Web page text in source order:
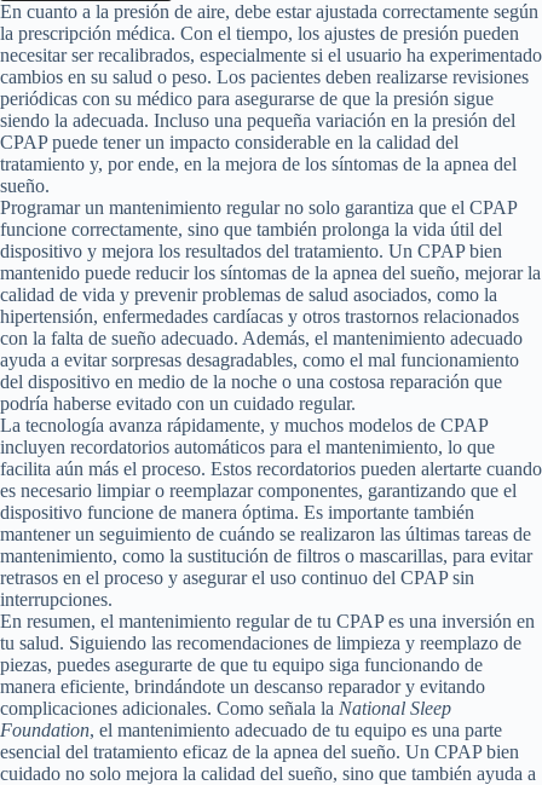
En cuanto a la presión de aire, debe estar ajustada correctamente según
la prescripción médica. Con el tiempo, los ajustes de presión pueden
necesitar ser recalibrados, especialmente si el usuario ha experimentado
cambios en su salud o peso. Los pacientes deben realizarse revisiones
periódicas con su médico para asegurarse de que la presión sigue
siendo la adecuada. Incluso una pequeña variación en la presión del
CPAP puede tener un impacto considerable en la calidad del
tratamiento y, por ende, en la mejora de los síntomas de la apnea del
sueño.
Programar un mantenimiento regular no solo garantiza que el CPAP
funcione correctamente, sino que también prolonga la vida útil del
dispositivo y mejora los resultados del tratamiento. Un CPAP bien
mantenido puede reducir los síntomas de la apnea del sueño, mejorar la
calidad de vida y prevenir problemas de salud asociados, como la
hipertensión, enfermedades cardíacas y otros trastornos relacionados
con la falta de sueño adecuado. Además, el mantenimiento adecuado
ayuda a evitar sorpresas desagradables, como el mal funcionamiento
del dispositivo en medio de la noche o una costosa reparación que
podría haberse evitado con un cuidado regular.
La tecnología avanza rápidamente, y muchos modelos de CPAP
incluyen recordatorios automáticos para el mantenimiento, lo que
facilita aún más el proceso. Estos recordatorios pueden alertarte cuando
es necesario limpiar o reemplazar componentes, garantizando que el
dispositivo funcione de manera óptima. Es importante también
mantener un seguimiento de cuándo se realizaron las últimas tareas de
mantenimiento, como la sustitución de filtros o mascarillas, para evitar
retrasos en el proceso y asegurar el uso continuo del CPAP sin
interrupciones.
En resumen, el mantenimiento regular de tu CPAP es una inversión en
tu salud. Siguiendo las recomendaciones de limpieza y reemplazo de
piezas, puedes asegurarte de que tu equipo siga funcionando de
manera eficiente, brindándote un descanso reparador y evitando
complicaciones adicionales. Como señala la National Sleep
Foundation, el mantenimiento adecuado de tu equipo es una parte
esencial del tratamiento eficaz de la apnea del sueño. Un CPAP bien
cuidado no solo mejora la calidad del sueño, sino que también ayuda a